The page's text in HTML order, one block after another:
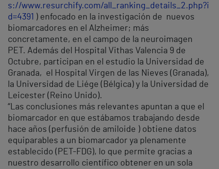
s://www.resurchify.com/all_ranking_details_2.php?i
d=4391 ) enfocado en la investigación de nuevos
biomarcadores en el Alzheimer; más
concretamente, en el campo de la neuroimagen
PET. Además del Hospital Vithas Valencia 9 de
Octubre, participan en el estudio la Universidad de
Granada, el Hospital Virgen de las Nieves (Granada),
la Universidad de Liége (Bélgica) y la Universidad de
Leicester (Reino Unido).
“Las conclusiones más relevantes apuntan a que el
biomarcador en que estábamos trabajando desde
hace años (perfusión de amiloide ) obtiene datos
equiparables a un biomarcador ya plenamente
establecido (PET-FDG), lo que permite gracias a
nuestro desarrollo científico obtener en un sola